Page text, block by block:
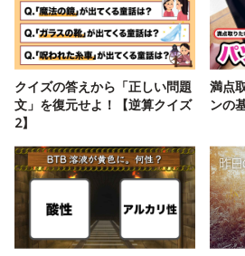
クイズの答えから「正しい問題
文」を復元せよ！【逆算クイズ
2】
満点
ンの